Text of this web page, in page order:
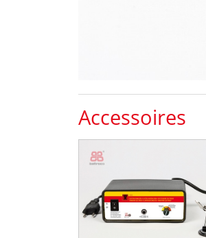
Accessoires